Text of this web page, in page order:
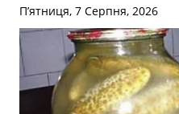
П’ятниця, 7 Серпня, 2026